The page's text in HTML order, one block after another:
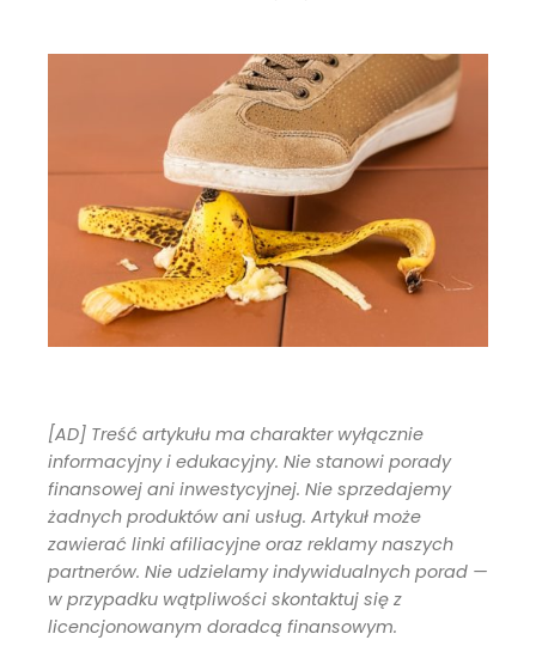
[AD] Treść artykułu ma charakter wyłącznie
informacyjny i edukacyjny. Nie stanowi porady
finansowej ani inwestycyjnej. Nie sprzedajemy
żadnych produktów ani usług. Artykuł może
zawierać linki afiliacyjne oraz reklamy naszych
partnerów. Nie udzielamy indywidualnych porad —
w przypadku wątpliwości skontaktuj się z
licencjonowanym doradcą finansowym.